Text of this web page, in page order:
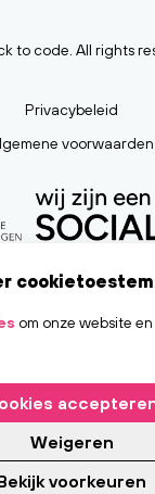
om onze website
Weigeren
voorkeuren
to code. All rights
Privacybeleid
voorwaarden